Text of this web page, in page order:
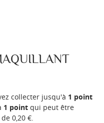
collecter jusqu'à 1 point
1 point qui peut être
0,20 €